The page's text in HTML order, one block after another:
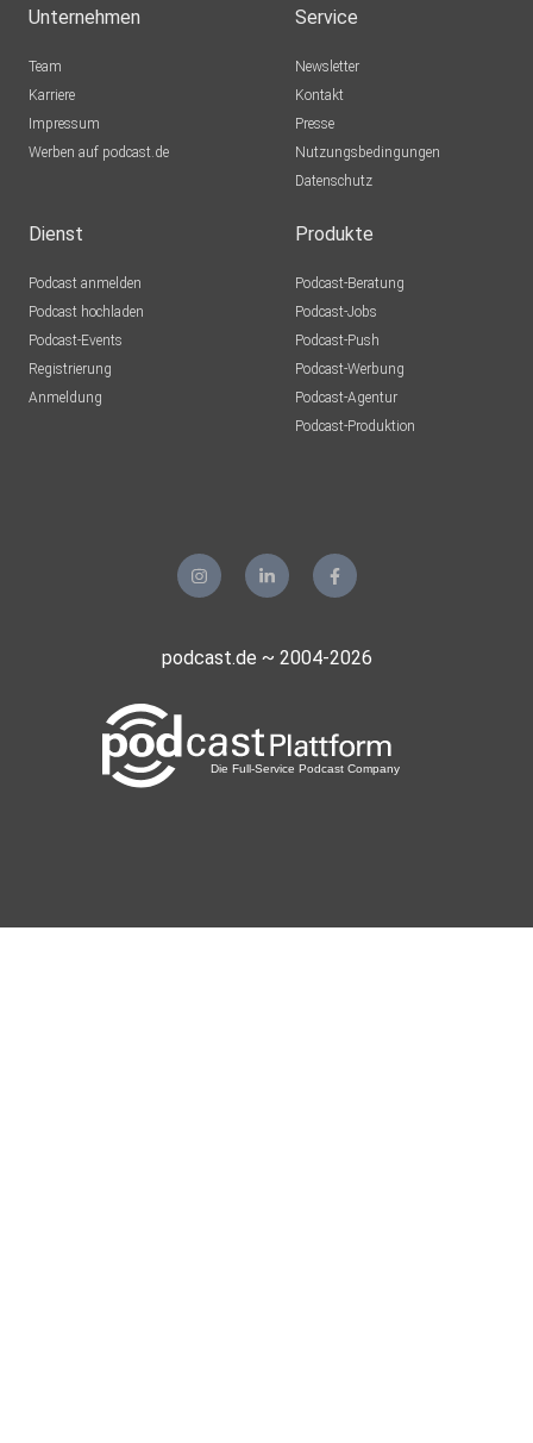
Unternehmen
Team
Karriere
Impressum
Werben auf podcast.de
Service
Newsletter
Kontakt
Presse
Nutzungsbedingungen
Datenschutz
Dienst
Podcast anmelden
Podcast hochladen
Podcast-Events
Registrierung
Anmeldung
Produkte
Podcast-Beratung
Podcast-Jobs
Podcast-Push
Podcast-Werbung
Podcast-Agentur
Podcast-Produktion
podcast.de ~ 2004-2026